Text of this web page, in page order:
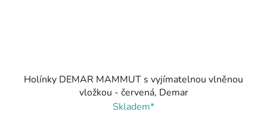
Holínky DEMAR MAMMUT s vyjímatelnou vlněnou
vložkou - červená, Demar
Skladem*